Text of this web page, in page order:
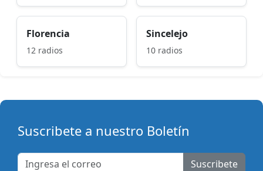
Florencia
12 radios
Sincelejo
10 radios
Suscribete a nuestro Boletín
Suscribete